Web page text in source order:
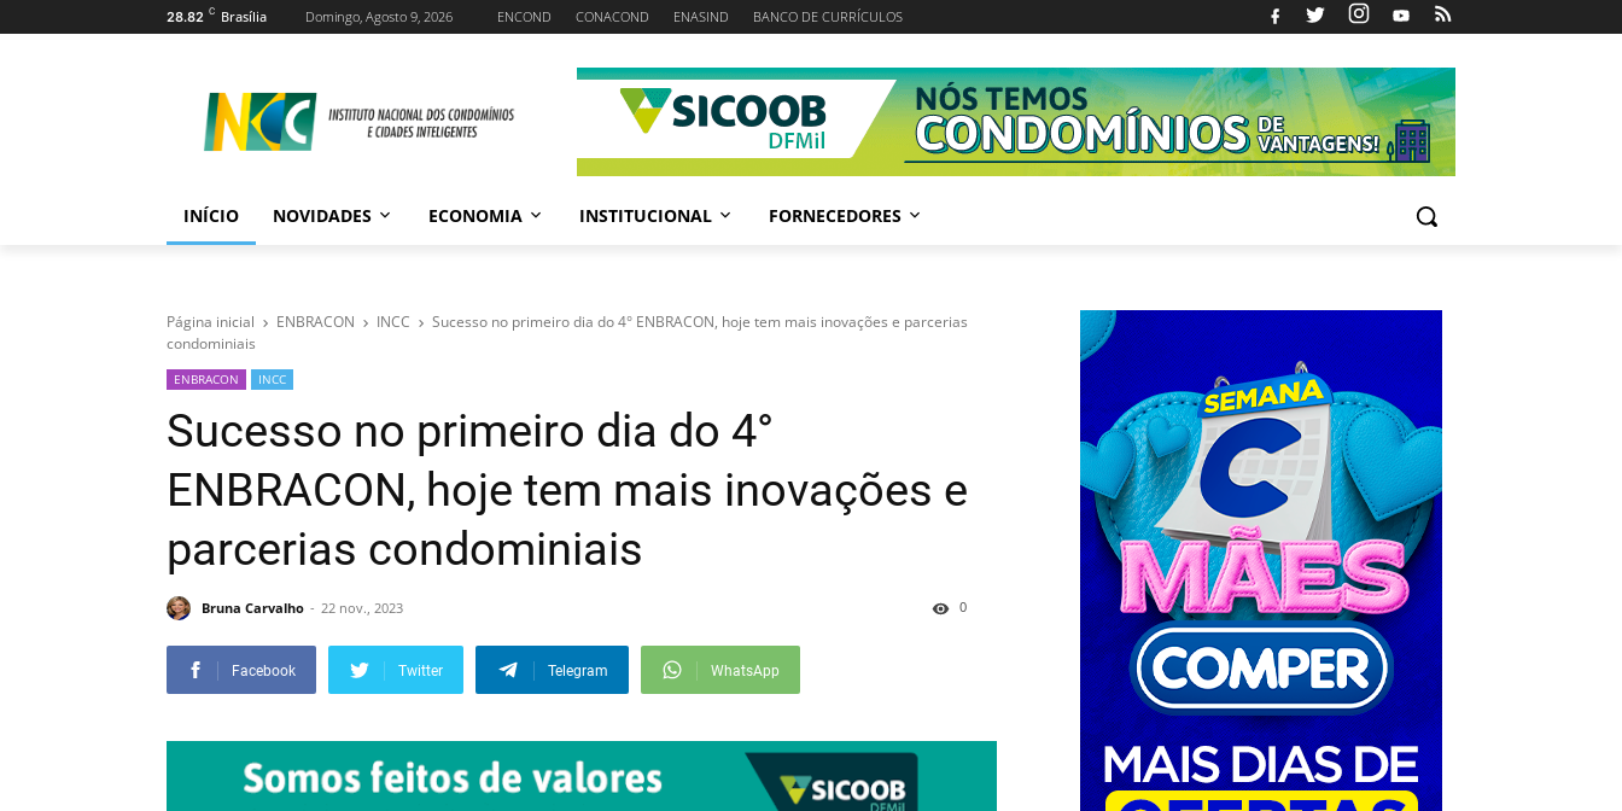
28.82 C Brasília Domingo, Agosto 9, 2026 ENCOND CONACOND ENASIND BANCO DE CURRÍCULOS
INÍCIO NOVIDADES ECONOMIA INSTITUCIONAL FORNECEDORES
Página inicial ENBRACON INCC
Sucesso no primeiro dia do 4° ENBRACON, hoje tem mais inovações e parcerias
condominiais
ENBRACON INCC
Sucesso no primeiro dia do 4°
ENBRACON, hoje tem mais inovações e
parcerias condominiais
Bruna Carvalho 22 nov., 2023 0
Facebook Twitter Telegram WhatsApp